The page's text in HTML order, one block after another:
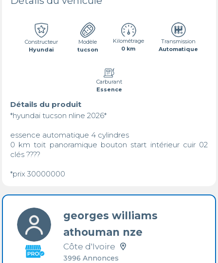
Constructeur
Hyundai
Modèle
tucson
Kilométrage
0 km
Transmission
Automatique
Carburant
Essence
Détails du produit
*hyundai tucson nline 2026*
essence automatique 4 cylindres
0 km toit panoramique bouton start intérieur cuir 02
clés ????
*prix 30000000
georges williams
athouman nze
Côte d'Ivoire
3996 Annonces